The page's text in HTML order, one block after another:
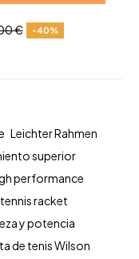
€ -40%
Leichter Rahmen
superior
performance
racket
y potencia
de tenis Wilson